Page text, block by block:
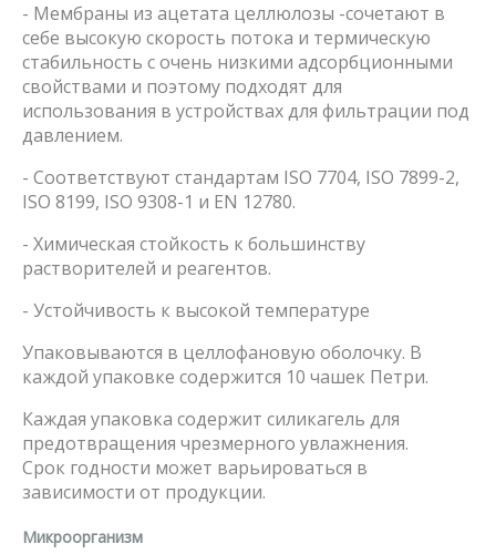
- Мембраны из ацетата целлюлозы -сочетают в
себе высокую скорость потока и термическую
стабильность с очень низкими адсорбционными
свойствами и поэтому подходят для
использования в устройствах для фильтрации под
давлением.
- Соответствуют стандартам ISO 7704, ISO 7899-2,
ISO 8199, ISO 9308-1 и EN 12780.
- Химическая стойкость к большинству
растворителей и реагентов.
- Устойчивость к высокой температуре
Упаковываются в целлофановую оболочку. В
каждой упаковке содержится 10 чашек Петри.
Каждая упаковка содержит силикагель для
предотвращения чрезмерного увлажнения.
Срок годности может варьироваться в
зависимости от продукции.
Микроорганизм